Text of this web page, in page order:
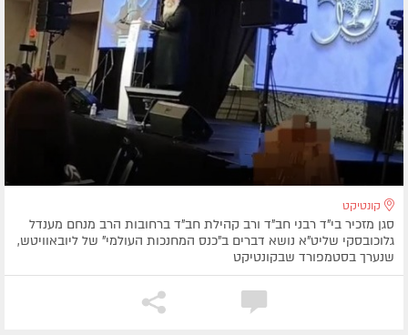
קונטיקט
סגן מזכיר בי"ד רבני חב"ד ורב קהילת חב"ד ברחובות הרב מנחם מענדל
גלוכובסקי שליט"א נושא דברים ב"כנס המחנכות העולמי" של ליובאוויטש,
שנערך בסטמפורד שבקונטיקט